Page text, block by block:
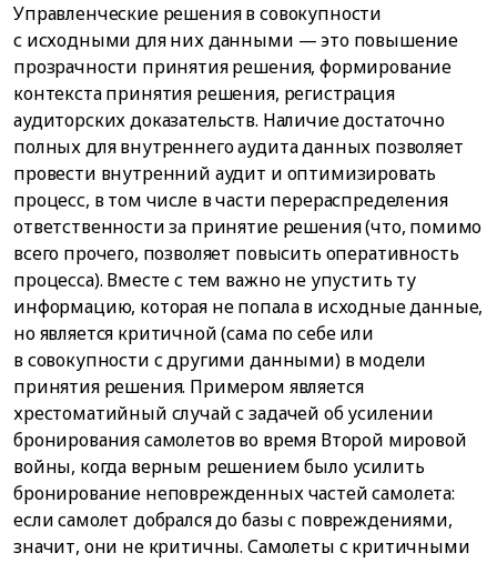
Управленческие решения в совокупности
с исходными для них данными — это повышение
прозрачности принятия решения, формирование
контекста принятия решения, регистрация
аудиторских доказательств. Наличие достаточно
полных для внутреннего аудита данных позволяет
провести внутренний аудит и оптимизировать
процесс, в том числе в части перераспределения
ответственности за принятие решения (что, помимо
всего прочего, позволяет повысить оперативность
процесса). Вместе с тем важно не упустить ту
информацию, которая не попала в исходные данные,
но является критичной (сама по себе или
в совокупности с другими данными) в модели
принятия решения. Примером является
хрестоматийный случай с задачей об усилении
бронирования самолетов во время Второй мировой
войны, когда верным решением было усилить
бронирование неповрежденных частей самолета:
если самолет добрался до базы с повреждениями,
значит, они не критичны. Самолеты с критичными